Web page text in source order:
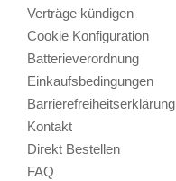
Verträge kündigen
Cookie Konfiguration
Batterieverordnung
Einkaufsbedingungen
Barrierefreiheitserklärung
Kontakt
Direkt Bestellen
FAQ